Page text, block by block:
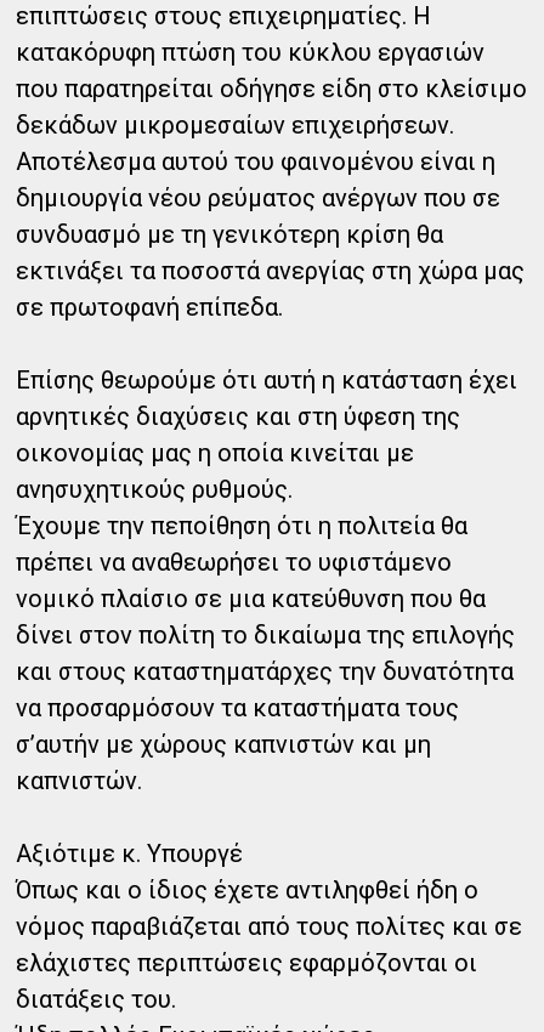
επιπτώσεις στους επιχειρηματίες. Η
κατακόρυφη πτώση του κύκλου εργασιών
που παρατηρείται οδήγησε είδη στο κλείσιμο
δεκάδων μικρομεσαίων επιχειρήσεων.
Αποτέλεσμα αυτού του φαινομένου είναι η
δημιουργία νέου ρεύματος ανέργων που σε
συνδυασμό με τη γενικότερη κρίση θα
εκτινάξει τα ποσοστά ανεργίας στη χώρα μας
σε πρωτοφανή επίπεδα.
Επίσης θεωρούμε ότι αυτή η κατάσταση έχει
αρνητικές διαχύσεις και στη ύφεση της
οικονομίας μας η οποία κινείται με
ανησυχητικούς ρυθμούς.
Έχουμε την πεποίθηση ότι η πολιτεία θα
πρέπει να αναθεωρήσει το υφιστάμενο
νομικό πλαίσιο σε μια κατεύθυνση που θα
δίνει στον πολίτη το δικαίωμα της επιλογής
και στους καταστηματάρχες την δυνατότητα
να προσαρμόσουν τα καταστήματα τους
σ’αυτήν με χώρους καπνιστών και μη
καπνιστών.
Αξιότιμε κ. Υπουργέ
Όπως και ο ίδιος έχετε αντιληφθεί ήδη ο
νόμος παραβιάζεται από τους πολίτες και σε
ελάχιστες περιπτώσεις εφαρμόζονται οι
διατάξεις του.